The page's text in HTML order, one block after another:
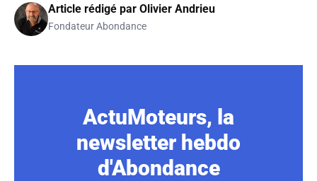
Article rédigé par Olivier Andrieu
Fondateur Abondance
ActuMoteurs, la
newsletter hebdo
d'Abondance